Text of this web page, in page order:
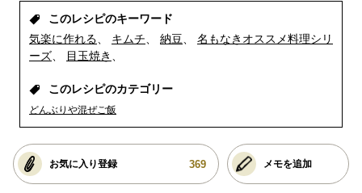
このレシピのキーワード
気楽に作れる
キムチ 納豆
名もなきオススメ料理シリ
ーズ
目玉焼き
このレシピのカテゴリー
どんぶりや混ぜご飯
お気に入り登録 369 メモを追加